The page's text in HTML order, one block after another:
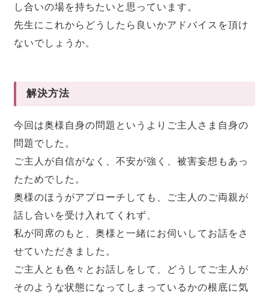
し合いの場を持ちたいと思っています。
先生にこれからどうしたら良いかアドバイスを頂け
ないでしょうか。
解決方法
今回は奥様自身の問題というよりご主人さま自身の
問題でした。
ご主人が自信がなく、不安が強く、被害妄想もあっ
たためでした。
奥様のほうがアプローチしても、ご主人のご両親が
話し合いを受け入れてくれず、
私が同席のもと、奥様と一緒にお伺いしてお話をさ
せていただきました。
ご主人とも色々とお話しをして、どうしてご主人が
そのような状態になってしまっているかの根底に気